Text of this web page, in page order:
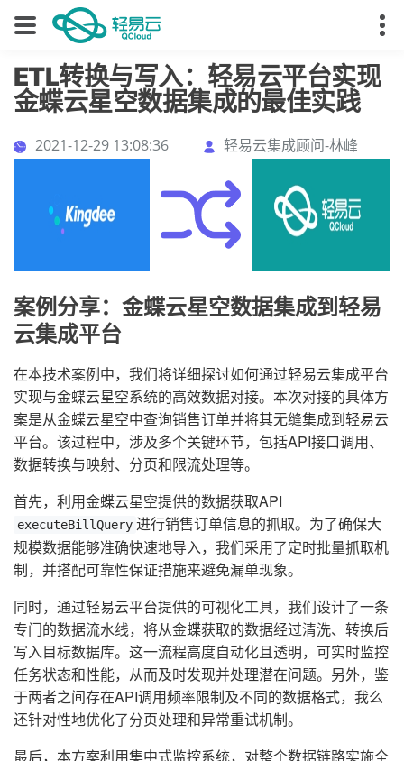
ETL转换与写入：轻易云平台实现
金蝶云星空数据集成的最佳实践
2021-12-29 13:08:36 轻易云集成顾问-林峰
案例分享：金蝶云星空数据集成到轻易
云集成平台
在本技术案例中，我们将详细探讨如何通过轻易云集成平台
实现与金蝶云星空系统的高效数据对接。本次对接的具体方
案是从金蝶云星空中查询销售订单并将其无缝集成到轻易云
平台。该过程中，涉及多个关键环节，包括API接口调用、
数据转换与映射、分页和限流处理等。
首先，利用金蝶云星空提供的数据获取API
executeBillQuery 进行销售订单信息的抓取。为了确保大
规模数据能够准确快速地导入，我们采用了定时批量抓取机
制，并搭配可靠性保证措施来避免漏单现象。
同时，通过轻易云平台提供的可视化工具，我们设计了一条
专门的数据流水线，将从金蝶获取的数据经过清洗、转换后
写入目标数据库。这一流程高度自动化且透明，可实时监控
任务状态和性能，从而及时发现并处理潜在问题。另外，鉴
于两者之间存在API调用频率限制及不同的数据格式，我么
还针对性地优化了分页处理和异常重试机制。
最后，本方案利用集中式监控系统，对整个数据链路实施全